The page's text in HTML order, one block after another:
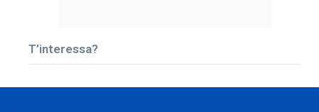
T’interessa?